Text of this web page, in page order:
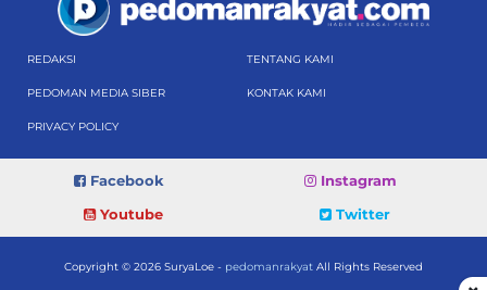
REDAKSI TENTANG KAMI
PEDOMAN MEDIA SIBER KONTAK KAMI
PRIVACY POLICY
Facebook
Instagram
Youtube
Twitter
Copyright © 2026 SuryaLoe - pedomanrakyat All Rights Reserved